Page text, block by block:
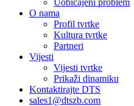
Uobičajeni problem
O nama
Profil tvrtke
Kultura tvrtke
Partneri
Vijesti
Vijesti tvrtke
Prikaži dinamiku
Kontaktirajte DTS
sales1@dtszb.com